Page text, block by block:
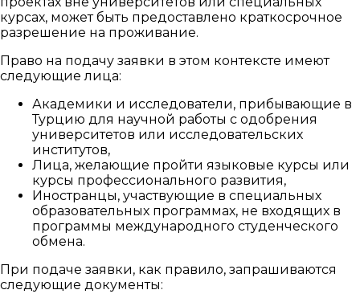
курсах, может быть предоставлено краткосрочное
разрешение на проживание.
Право на подачу заявки в этом контексте имеют
следующие лица:
Академики и исследователи, прибывающие в
Турцию для научной работы с одобрения
университетов или исследовательских
институтов,
Лица, желающие пройти языковые курсы или
курсы профессионального развития,
Иностранцы, участвующие в специальных
образовательных программах, не входящих в
программы международного студенческого
обмена.
При подаче заявки, как правило, запрашиваются
следующие документы: